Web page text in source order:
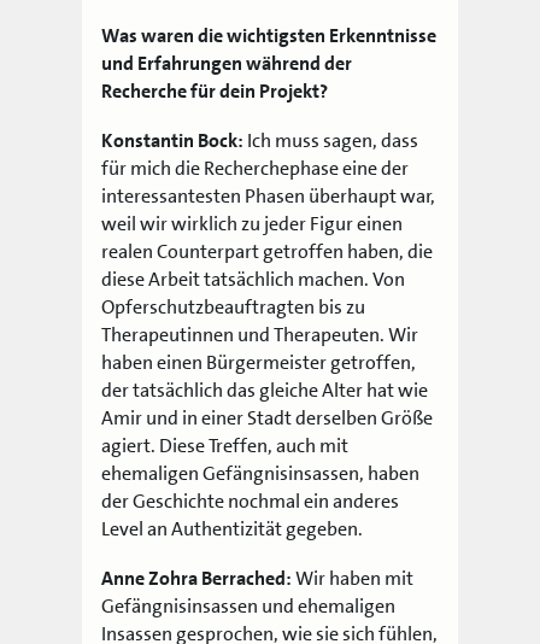
Was waren die wichtigsten Erkenntnisse
und Erfahrungen während der
Recherche für dein Projekt?
Konstantin Bock: Ich muss sagen, dass
für mich die Recherchephase eine der
interessantesten Phasen überhaupt war,
weil wir wirklich zu jeder Figur einen
realen Counterpart getroffen haben, die
diese Arbeit tatsächlich machen. Von
Opferschutzbeauftragten bis zu
Therapeutinnen und Therapeuten. Wir
haben einen Bürgermeister getroffen,
der tatsächlich das gleiche Alter hat wie
Amir und in einer Stadt derselben Größe
agiert. Diese Treffen, auch mit
ehemaligen Gefängnisinsassen, haben
der Geschichte nochmal ein anderes
Level an Authentizität gegeben.
Anne Zohra Berrached:Wir haben mit
Gefängnisinsassen und ehemaligen
Insassen gesprochen, wie sie sich fühlen,